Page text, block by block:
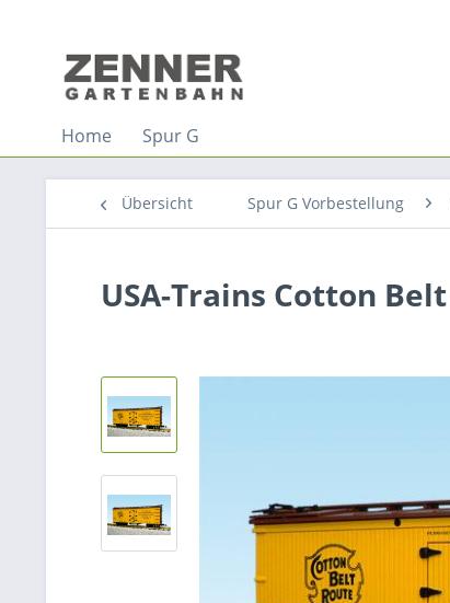
Home Spur G
Übersicht Spur G Vorbestellung
USA-Trains Cotton